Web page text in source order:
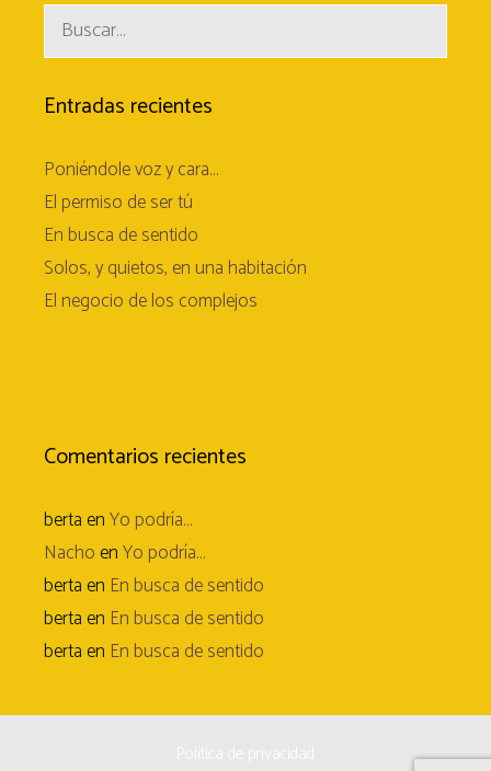
Buscar:
Entradas recientes
Poniéndole voz y cara…
El permiso de ser tú
En busca de sentido
Solos, y quietos, en una habitación
El negocio de los complejos
Comentarios recientes
bertaenYo podría…
NachoenYo podría…
bertaen En busca de sentido
bertaen En busca de sentido
bertaen En busca de sentido